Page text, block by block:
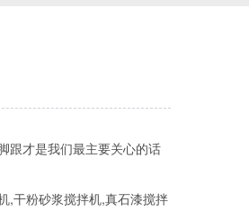
跟才是我们最主要关心的话
,干粉砂浆搅拌机,真石漆搅拌